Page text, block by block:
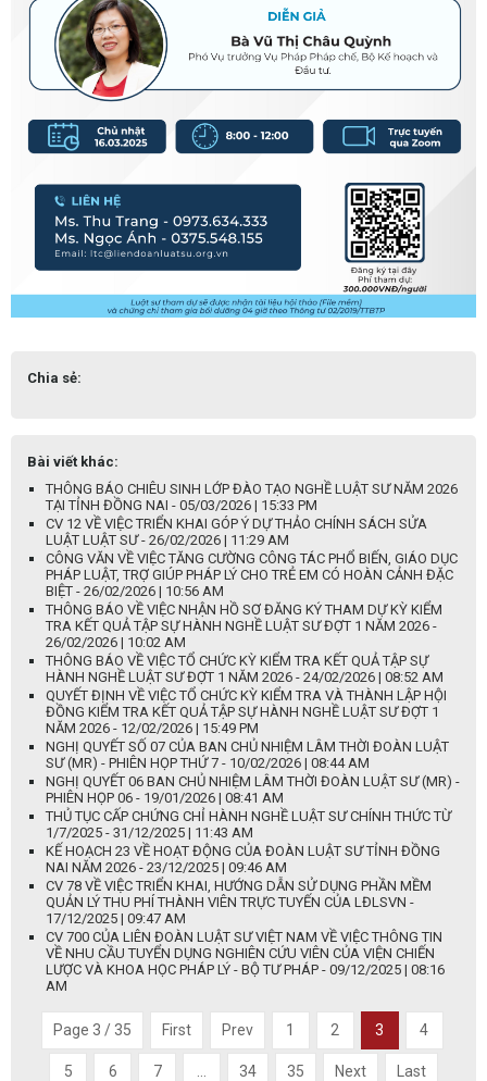
Chia sẻ:
Bài viết khác:
THÔNG BÁO CHIÊU SINH LỚP ĐÀO TẠO NGHỀ LUẬT SƯ NĂM 2026
TẠI TỈNH ĐỒNG NAI - 05/03/2026 | 15:33 PM
CV 12 VỀ VIỆC TRIỂN KHAI GÓP Ý DỰ THẢO CHÍNH SÁCH SỬA
LUẬT LUẬT SƯ - 26/02/2026 | 11:29 AM
CÔNG VĂN VỀ VIỆC TĂNG CƯỜNG CÔNG TÁC PHỔ BIẾN, GIÁO DỤC
PHÁP LUẬT, TRỢ GIÚP PHÁP LÝ CHO TRẺ EM CÓ HOÀN CẢNH ĐẶC
BIỆT - 26/02/2026 | 10:56 AM
THÔNG BÁO VỀ VIỆC NHẬN HỒ SƠ ĐĂNG KÝ THAM DỰ KỲ KIỂM
TRA KẾT QUẢ TẬP SỰ HÀNH NGHỀ LUẬT SƯ ĐỢT 1 NĂM 2026 -
26/02/2026 | 10:02 AM
THÔNG BÁO VỀ VIỆC TỔ CHỨC KỲ KIỂM TRA KẾT QUẢ TẬP SỰ
HÀNH NGHỀ LUẬT SƯ ĐỢT 1 NĂM 2026 - 24/02/2026 | 08:52 AM
QUYẾT ĐỊNH VỀ VIỆC TỔ CHỨC KỲ KIỂM TRA VÀ THÀNH LẬP HỘI
ĐỒNG KIỂM TRA KẾT QUẢ TẬP SỰ HÀNH NGHỀ LUẬT SƯ ĐỢT 1
NĂM 2026 - 12/02/2026 | 15:49 PM
NGHỊ QUYẾT SỐ 07 CỦA BAN CHỦ NHIỆM LÂM THỜI ĐOÀN LUẬT
SƯ (MR) - PHIÊN HỌP THỨ 7 - 10/02/2026 | 08:44 AM
NGHỊ QUYẾT 06 BAN CHỦ NHIỆM LÂM THỜI ĐOÀN LUẬT SƯ (MR) -
PHIÊN HỌP 06 - 19/01/2026 | 08:41 AM
THỦ TỤC CẤP CHỨNG CHỈ HÀNH NGHỀ LUẬT SƯ CHÍNH THỨC TỪ
1/7/2025 - 31/12/2025 | 11:43 AM
KẾ HOẠCH 23 VỀ HOẠT ĐỘNG CỦA ĐOÀN LUẬT SƯ TỈNH ĐỒNG
NAI NĂM 2026 - 23/12/2025 | 09:46 AM
CV 78 VỀ VIỆC TRIỂN KHAI, HƯỚNG DẪN SỬ DỤNG PHẦN MỀM
QUẢN LÝ THU PHÍ THÀNH VIÊN TRỰC TUYẾN CỦA LĐLSVN -
17/12/2025 | 09:47 AM
CV 700 CỦA LIÊN ĐOÀN LUẬT SƯ VIỆT NAM VỀ VIỆC THÔNG TIN
VỀ NHU CẦU TUYỂN DỤNG NGHIÊN CỨU VIÊN CỦA VIỆN CHIẾN
LƯỢC VÀ KHOA HỌC PHÁP LÝ - BỘ TƯ PHÁP - 09/12/2025 | 08:16
AM
Page 3 / 35 First Prev 1 2 3 4
5 6 7 34 35 Next Last